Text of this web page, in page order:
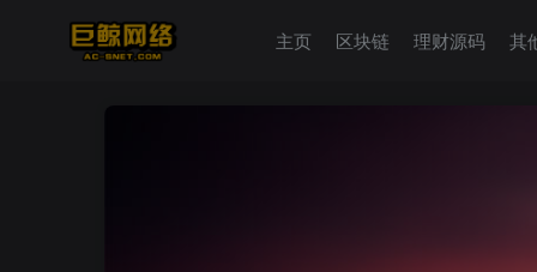
主页 区块链 理财源码 其